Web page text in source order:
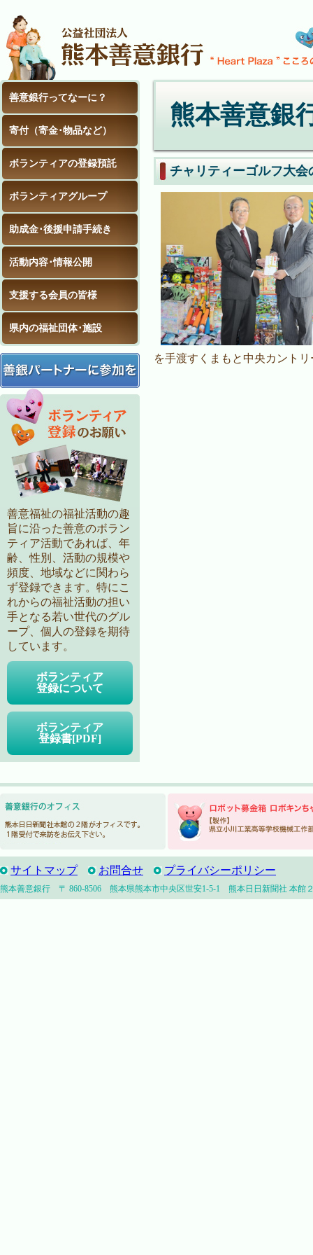
熊本善意銀
チャリティーゴルフ大
を手渡すくまもと中央カント
善意銀行ってなーに？
寄付（寄金･物品など）
ボランティアの登録預託
ボランティアグループ
助成金･後援申請手続き
活動内容･情報公開
支援する会員の皆様
県内の福祉団体･施設
善意福祉の福祉活動の趣
旨に沿った善意のボラン
ティア活動であれば、年
齢、性別、活動の規模や
頻度、地域などに関わら
ず登録できます。特にこ
れからの福祉活動の担い
手となる若い世代のグル
ープ、個人の登録を期待
しています。
ボランティア
登録について
ボランティア
登録書[PDF]
サイトマップ お問合せ プライバシーポリシー
熊本善意銀行 〒 860-8506 熊本県熊本市中央区世安1-5-1 熊本日日新聞社 本館